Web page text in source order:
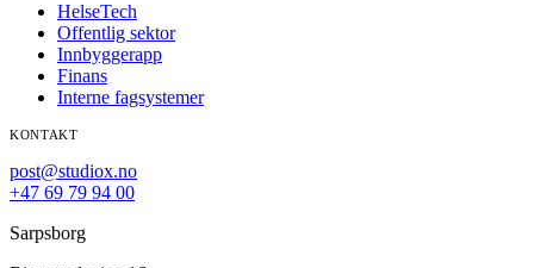
HelseTech
Offentlig sektor
Innbyggerapp
Finans
Interne fagsystemer
KONTAKT
post@studiox.no
+47 69 79 94 00
Sarpsborg